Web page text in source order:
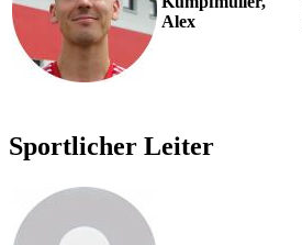
Alex
Sportlicher Leiter